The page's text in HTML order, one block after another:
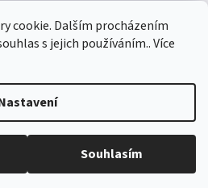
cookie. Dalším procházením
s jejich používáním.. Více
Souhlasím
. Všechna práva vyhrazena.Upravit